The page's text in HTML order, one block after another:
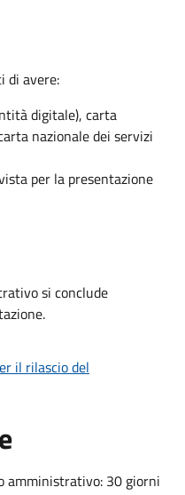
di avere:
digitale), carta
nazionale dei servizi
per la presentazione
si conclude
il rilascio del
amministrativo: 30 giorni